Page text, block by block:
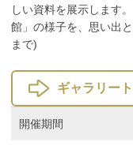
しい資料を展示します
館」の様子を、思い出
まで)
ギャラリー
開催期間